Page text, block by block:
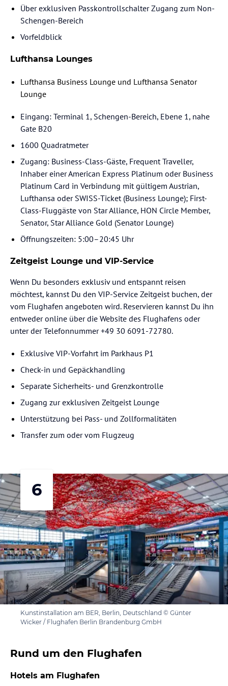
Über exklusiven Passkontrollschalter Zugang zum Non-
Schengen-Bereich
Vorfeldblick
Lufthansa Lounges
Lufthansa Business Lounge und Lufthansa Senator
Lounge
Eingang: Terminal 1, Schengen-Bereich, Ebene 1, nahe
Gate B20
1600 Quadratmeter
Zugang: Business-Class-Gäste, Frequent Traveller,
Inhaber einer American Express Platinum oder Business
Platinum Card in Verbindung mit gültigem Austrian,
Lufthansa oder SWISS-Ticket (Business Lounge); First-
Class-Fluggäste von Star Alliance, HON Circle Member,
Senator, Star Alliance Gold (Senator Lounge)
Öffnungszeiten: 5:00–20:45 Uhr
Zeitgeist Lounge und VIP-Service
Wenn Du besonders exklusiv und entspannt reisen
möchtest, kannst Du den VIP-Service Zeitgeist buchen, der
vom Flughafen angeboten wird. Reservieren kannst Du ihn
entweder online über die Website des Flughafens oder
unter der Telefonnummer +49 30 6091-72780.
Exklusive VIP-Vorfahrt im Parkhaus P1
Check-in und Gepäckhandling
Separate Sicherheits- und Grenzkontrolle
Zugang zur exklusiven Zeitgeist Lounge
Unterstützung bei Pass- und Zollformalitäten
Transfer zum oder vom Flugzeug
6
Kunstinstallation am BER, Berlin, Deutschland © Günter
Wicker / Flughafen Berlin Brandenburg GmbH
Rund um den Flughafen
Hotels am Flughafen